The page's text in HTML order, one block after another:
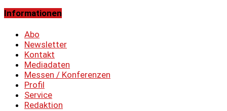
Informationen
Abo
Newsletter
Kontakt
Mediadaten
Messen / Konferenzen
Profil
Service
Redaktion